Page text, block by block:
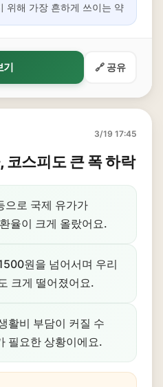
위해 가장 흔하게 쓰이는 약
기 🔗 공유
3/19 17:45
스피도 큰 폭 하락
으로 국제 유가가
율이 크게 올랐어요.
원을 넘어서며 우리
크게 떨어졌어요.
활비 부담이 커질 수
필요한 상황이에요.